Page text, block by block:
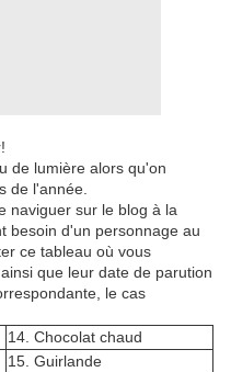
de lumière alors qu'on
de l'année.
naviguer sur le blog à la
besoin d'un personnage au
ce tableau où vous
que leur date de parution
le cas
14. Chocolat chaud
15. Guirlande